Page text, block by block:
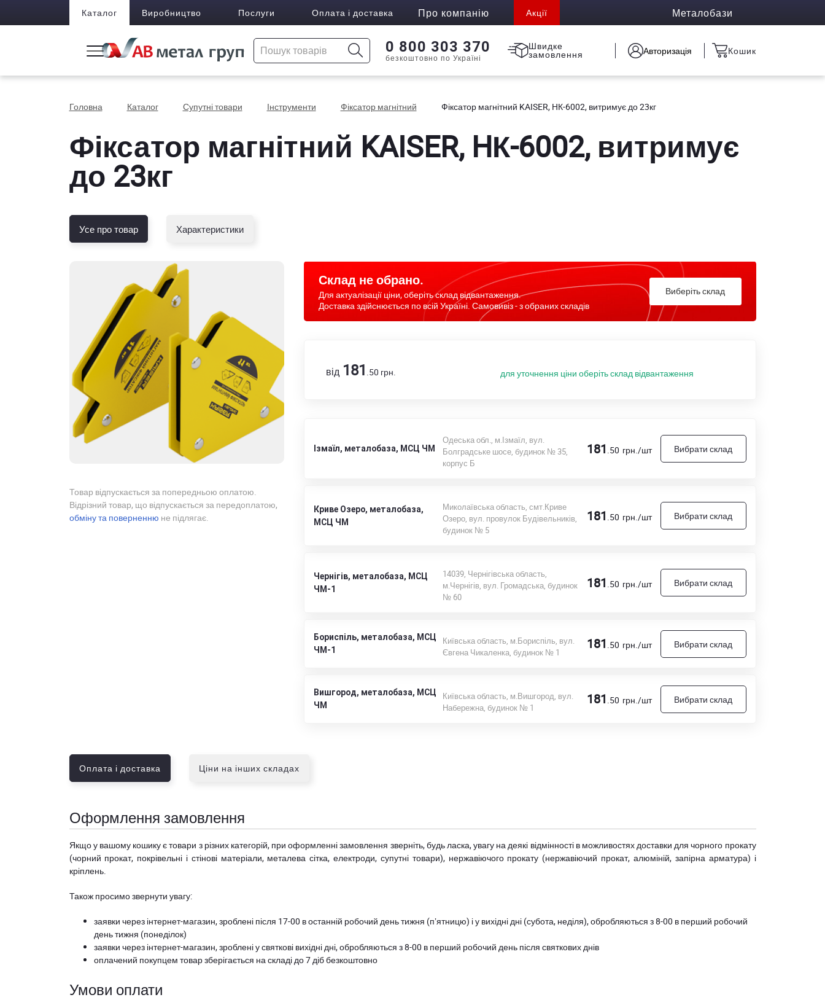
Каталог Виробництво Послуги Оплата і доставка Про компанію Акції Металобази
0 800 303 370
безкоштовно по Україні
Швидке
замовлення Авторизація Кошик
Головна Каталог Супутні товари Інструменти Фіксатор магнітний Фіксатор магнітний KAISER, HК-6002, витримує до 23кг
Фіксатор магнітний KAISER, HК-6002, витримує
до 23кг
Усе про товар Характеристики
Товар відпускається за попередньою оплатою.
Відрізний товар, що відпускається за передоплатою,
обміну та поверненню не підлягає.
Склад не обрано.
Для актуалізації ціни, оберіть склад відвантаження.
Доставка здійснюється по всій Україні. Самовивіз - з обраних складів
Виберіть склад
від 181 .50 грн. для уточнення ціни оберіть склад відвантаження
Ізмаїл, металобаза, МСЦ ЧМ
Одеська обл., м.Ізмаїл, вул.
Болградське шосе, будинок № 35,
корпус Б
181 .50 грн./шт Вибрати склад
Криве Озеро, металобаза,
МСЦ ЧМ
Миколаївська область, смт.Криве
Озеро, вул. провулок Будівельників,
будинок № 5
181 .50 грн./шт Вибрати склад
Чернігів, металобаза, МСЦ
ЧМ-1
14039, Чернігівська область,
м.Чернігів, вул. Громадська, будинок
№ 60
181 .50 грн./шт Вибрати склад
Бориспіль, металобаза, МСЦ
ЧМ-1
Київська область, м.Бориспіль, вул.
Євгена Чикаленка, будинок № 1
181 .50 грн./шт Вибрати склад
Вишгород, металобаза, МСЦ
ЧМ
Київська область, м.Вишгород, вул.
Набережна, будинок № 1
181 .50 грн./шт Вибрати склад
Оплата і доставка Ціни на інших складах
Оформлення замовлення
Якщо у вашому кошику є товари з різних категорій, при оформленні замовлення зверніть, будь ласка, увагу на деякі відмінності в можливостях доставки для чорного прокату
(чорний прокат, покрівельні і стінові матеріали, металева сітка, електроди, супутні товари), нержавіючого прокату (нержавіючий прокат, алюміній, запірна арматура) і
кріплень.
Також просимо звернути увагу:
заявки через інтернет-магазин, зроблені після 17-00 в останній робочий день тижня (пʼятницю) і у вихідні дні (субота, неділя), обробляються з 8-00 в перший робочий
день тижня (понеділок)
заявки через інтернет-магазин, зроблені у святкові вихідні дні, обробляються з 8-00 в перший робочий день після святкових днів
оплачений покупцем товар зберігається на складі до 7 діб безкоштовно
Умови оплати